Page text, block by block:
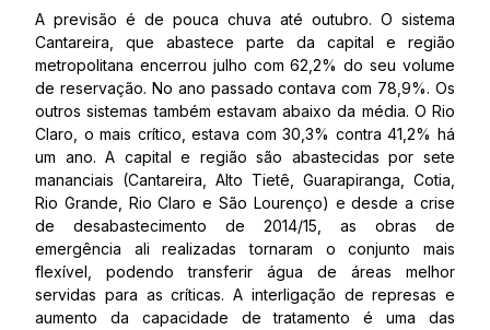
A previsão é de pouca chuva até outubro. O sistema
Cantareira, que abastece parte da capital e região
metropolitana encerrou julho com 62,2% do seu volume
de reservação. No ano passado contava com 78,9%. Os
outros sistemas também estavam abaixo da média. O Rio
Claro, o mais crítico, estava com 30,3% contra 41,2% há
um ano. A capital e região são abastecidas por sete
mananciais (Cantareira, Alto Tietê, Guarapiranga, Cotia,
Rio Grande, Rio Claro e São Lourenço) e desde a crise
de desabastecimento de 2014/15, as obras de
emergência ali realizadas tornaram o conjunto mais
flexível, podendo transferir água de áreas melhor
servidas para as críticas. A interligação de represas e
aumento da capacidade de tratamento é uma das